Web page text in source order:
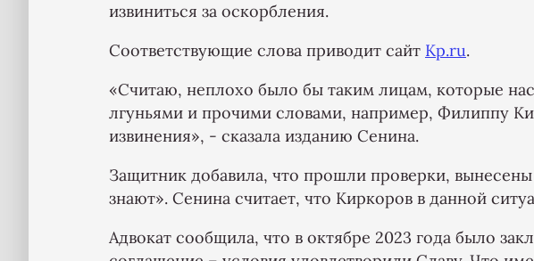
извиниться за оскорбления.
Соответствующие слова приводит сайт Kp.ru.
«Считаю, неплохо было бы таким лицам, которые
лгуньями и прочими словами, например, Филиппу
извинения», - сказала изданию Сенина.
Защитник добавила, что прошли проверки,
знают». Сенина считает, что Киркоров в данной
Адвокат сообщила, что в октябре 2023 года было